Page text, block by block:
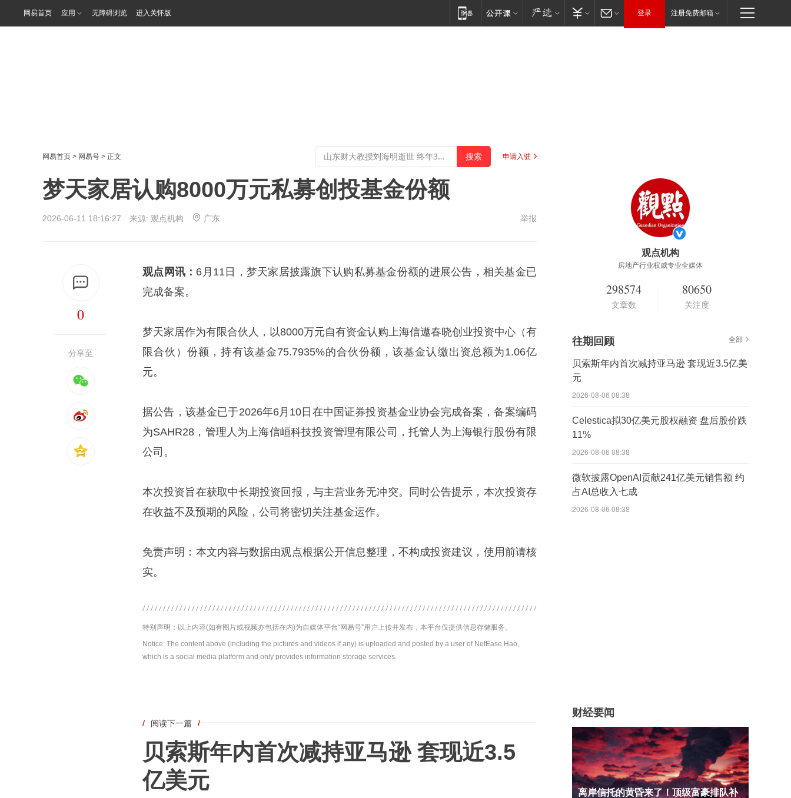
网易首页 应用 无障碍浏览 进入关怀版 登录 注册免费邮箱
网易首页 > 网易号 > 正文 申请入驻
梦天家居认购8000万元私募创投基金份额
2026-06-11 18:16:27 来源: 观点机构 广东 举报
0
分享至
观点网讯： 6月11日，梦天家居披露旗下认购私募基金份额的进展公告，相关基金已
完成备案。
梦天家居作为有限合伙人，以8000万元自有资金认购上海信遨春晓创业投资中心（有
限合伙）份额，持有该基金75.7935%的合伙份额，该基金认缴出资总额为1.06亿
元。
据公告，该基金已于2026年6月10日在中国证券投资基金业协会完成备案，备案编码
为SAHR28，管理人为上海信峘科技投资管理有限公司，托管人为上海银行股份有限
公司。
本次投资旨在获取中长期投资回报，与主营业务无冲突。同时公告提示，本次投资存
在收益不及预期的风险，公司将密切关注基金运作。
免责声明：本文内容与数据由观点根据公开信息整理，不构成投资建议，使用前请核
实。
特别声明：以上内容(如有图片或视频亦包括在内)为自媒体平台“网易号”用户上传并发布，本平台仅提供信息存储服务。
Notice: The content above (including the pictures and videos if any) is uploaded and posted by a user of NetEase Hao,
which is a social media platform and only provides information storage services.
/ 阅读下一篇 /
贝索斯年内首次减持亚马逊 套现近3.5
亿美元
观点机构
房地产行业权威专业全媒体
298574
文章数
80650
关注度
往期回顾 全部
贝索斯年内首次减持亚马逊 套现近3.5亿美
元
2026-08-06 08:38
Celestica拟30亿美元股权融资 盘后股价跌
11%
2026-08-06 08:38
微软披露OpenAI贡献241亿美元销售额 约
占AI总收入七成
2026-08-06 08:38
财经要闻
离岸信托的黄昏来了！顶级富豪排队补